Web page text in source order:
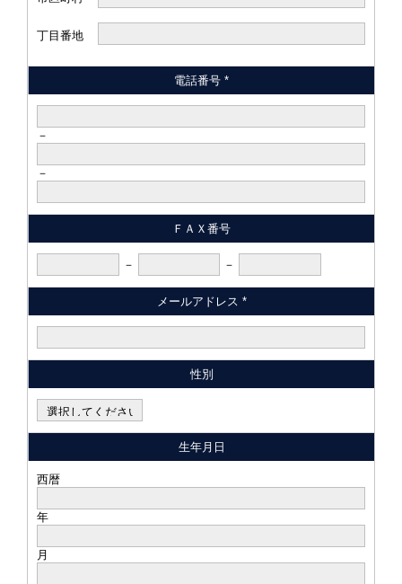
丁目番地
電話番号 *
－
－
ＦＡＸ番号
－ －
メールアドレス *
性別
生年月日
西暦
年
月